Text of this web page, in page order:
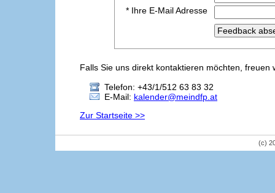
* Ihre E-Mail Adresse
Falls Sie uns direkt kontaktieren möchten,
Telefon: +43/1/512 63 83 32
E-Mail: kalender@meindfp.at
Zur Startseite >>
(c)